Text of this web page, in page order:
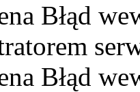
Błąd
Błąd